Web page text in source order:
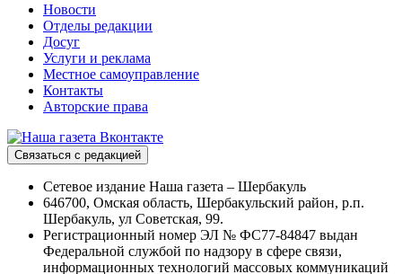
Новости
Отделы редакции
Досуг
Услуги и реклама
Местное самоуправление
Контакты
Авторские права
Связаться с редакцией
Сетевое издание Наша газета – Шербакуль
646700, Омская область, Шербакульский район, р.п.
Шербакуль, ул Советская, 99.
Регистрационный номер ЭЛ № ФС77-84847 выдан
Федеральной службой по надзору в сфере связи,
информационных технологий массовых коммуникаций